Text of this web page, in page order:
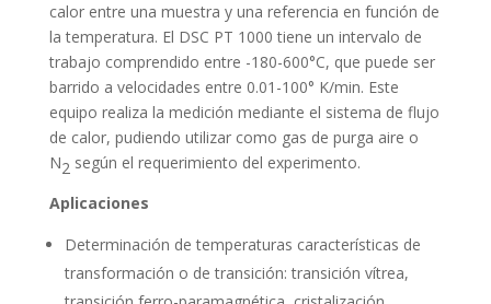
calor entre una muestra y una referencia en función de
la temperatura. El DSC PT 1000 tiene un intervalo de
trabajo comprendido entre -180-600°C, que puede ser
barrido a velocidades entre 0.01-100° K/min. Este
equipo realiza la medición mediante el sistema de flujo
de calor, pudiendo utilizar como gas de purga aire o
N2 según el requerimiento del experimento.
Aplicaciones
Determinación de temperaturas características de
transformación o de transición: transición vítrea,